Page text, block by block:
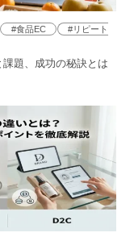
食品EC
リピート
題、成功の秘訣とは